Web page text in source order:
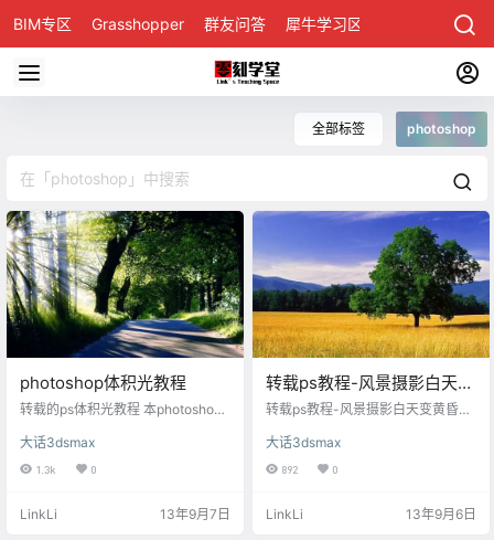
BIM专区 Grasshopper 群友问答 犀牛学习区
全部标签 photoshop
photoshop体积光教程
转载的ps体积光教程 本photoshop
法。大致过程：打开素材以后，把
素材照片复制一层，用调色工具或
改变图层模式，再用蒙版修饰一下
大话3dsmax
1.3k 0
LinkLi 13年9月7日
转载ps教程-风景摄影白天变
黄昏的效果
转载ps教程-风景摄影白天变黄昏的
一张风景照调色,最终效果类似于黄
昏时拍的片子,非常的漂亮,喜欢的朋
“色相/饱和度”，设置： 在调整层的
大话3dsmax
892 0
LinkLi 13年9月6日